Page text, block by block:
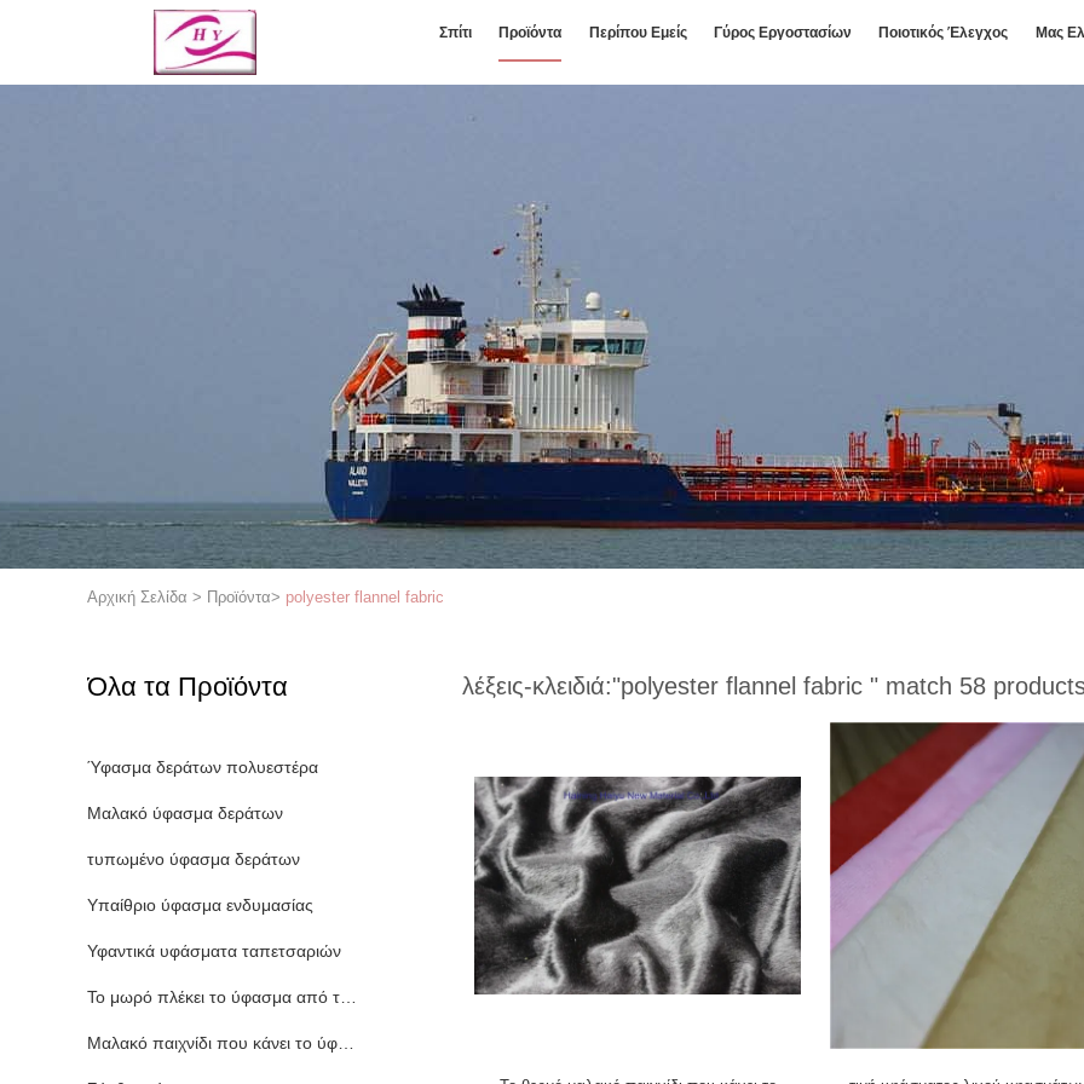
Σπίτι Προϊόντα Περίπου Εμείς Γύρος Εργοστασίων Ποιοτικός Έλεγχος Μας
Αρχική Σελίδα > Προϊόντα> polyester flannel fabric
Όλα τα Προϊόντα
Ύφασμα δεράτων πολυεστέρα
Μαλακό ύφασμα δεράτων
τυπωμένο ύφασμα δεράτων
Υπαίθριο ύφασμα ενδυμασίας
Υφαντικά υφάσματα ταπετσαριών
Το μωρό πλέκει το ύφασμα από το ναυπηγείο
Μαλακό παιχνίδι που κάνει το ύφασμα
λέξεις-κλειδιά:"polyester flannel fabric " match 58